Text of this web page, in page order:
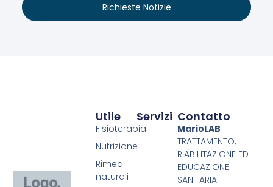
Richieste Notizie
Servizi
Utile
Fisioterapia
Nutrizione
Rimedi
naturali
Contatto
MarioLAB
TRATTAMENTO,
RIABILITAZIONE ED
EDUCAZIONE
SANITARIA